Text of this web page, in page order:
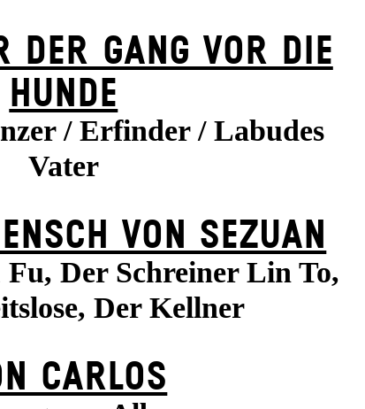
DER GANG VOR DIE
HUNDE
/ Erfinder / Labudes
Vater
VON SEZUAN
Der Schreiner Lin To,
Der Kellner
CARLOS